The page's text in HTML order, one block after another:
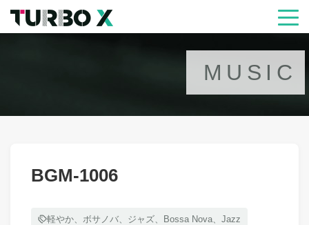
MUSIC
BGM-1006
軽やか、ボサノバ、ジャズ、Bossa Nova、Jazz